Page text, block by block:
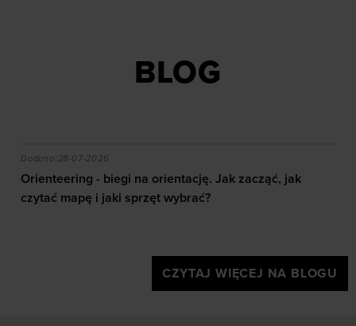
BLOG
efekty daje trening?
Orienteering - biegi na orientację. Jak zacząć, jak
Dodano:28-07-2026
Orienteering - biegi na orientację. Jak zacząć, jak
czytać mapę i jaki sprzęt wybrać?
CZYTAJ WIĘCEJ NA BLOGU